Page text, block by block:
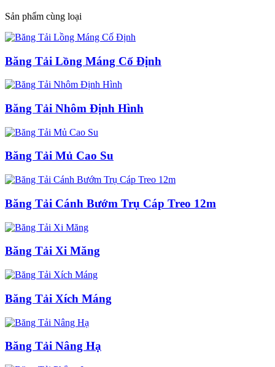
Sản phẩm cùng loại
Băng Tải Lồng Máng Cố Định
Băng Tải Nhôm Định Hình
Băng Tải Mủ Cao Su
Băng Tải Cánh Bướm Trụ Cáp Treo 12m
Băng Tải Xi Măng
Băng Tải Xích Máng
Băng Tải Nâng Hạ